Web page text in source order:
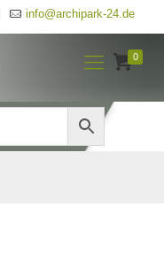
info@archipark-24.de
0